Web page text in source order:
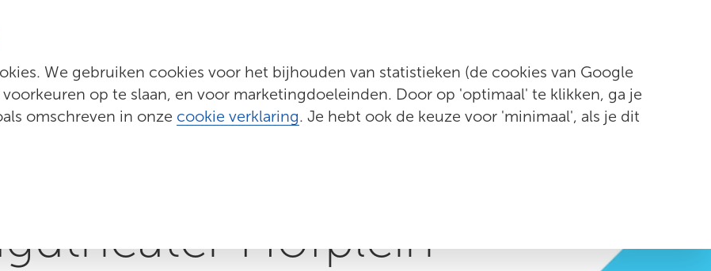
We gebruiken cookies voor het bijhouden van statistieken (de cookies van Google
op te slaan, en voor marketingdoeleinden. Door op 'optimaal' te klikken, ga je
omschreven in onze cookie verklaring. Je hebt ook de keuze voor 'minimaal', als je dit
Organiseren
Hofplein